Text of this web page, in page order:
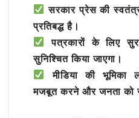
सरकार प्रेस की
प्रतिबद्ध है।
पत्रकारों के लिए
सुनिश्चित किया जाएगा।
मीडिया की भूमिका
मजबूत करने और जनता को